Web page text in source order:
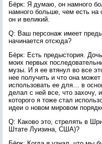
Бёрк: Я думаю, он намного
намного больше, чем есть на
он и великий.
Q: Ваш персонаж имеет
начинается отсюда?
Бёрк: Есть предыстория.
моих первых
музы. И я ее втянул во все
нее получить и что она
использовать ее для… в
делал с ней все, что захочу,
которого я тоже стал
идеи о новом мировом
Q: Каково это, стрелять в
Штате Луизина, США)?